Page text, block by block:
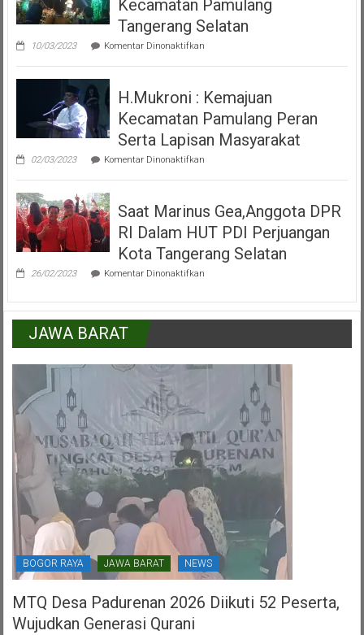
Misa
Inkulturasi
IKKSU
Pamulang
Kecamatan Pamulang
Tangerang Selatan
10/03/2023 Komentar Dinonaktifkanpada
Peresmian
Alun
Kecamatan
Pamulang
Tangerang
Selatan
H.Mukroni : Kemajuan
Kecamatan Pamulang Peran
Serta Lapisan Masyarakat
02/03/2023 Komentar Dinonaktifkanpada
:
Kecamatan
Pamulang
Peran
Lapisan
Masyarakat
Saat Marinus Gea,Anggota DPR
RI Dalam HUT PDI Perjuangan
Kota Tangerang Selatan
26/02/2023 Komentar Dinonaktifkanpada
Gea,Anggota
DPR
Dalam
Perjuangan
Tangerang
JAWA BARAT
BOGOR RAYA JAWA BARAT NEWS
MTQ Desa Padurenan 2026 Diikuti 52 Peserta,
Wujudkan Generasi Qurani